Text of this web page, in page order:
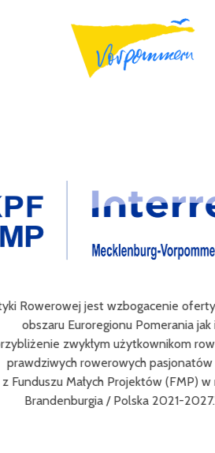
Rowerowej jest wzbogacenie
obszaru Euroregionu Pomerania jak
zwykłym użytkownikom
prawdziwych rowerowych pasjonatów
Małych Projektów (FMP)
Brandenburgia / Polska 2021-